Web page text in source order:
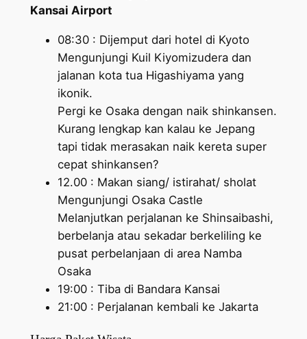
Kansai Airport
08:30 : Dijemput dari hotel di Kyoto
Mengunjungi Kuil Kiyomizudera dan
jalanan kota tua Higashiyama yang
ikonik.
Pergi ke Osaka dengan naik shinkansen.
Kurang lengkap kan kalau ke Jepang
tapi tidak merasakan naik kereta super
cepat shinkansen?
12.00 : Makan siang/ istirahat/ sholat
Mengunjungi Osaka Castle
Melanjutkan perjalanan ke Shinsaibashi,
berbelanja atau sekadar berkeliling ke
pusat perbelanjaan di area Namba
Osaka
19:00 : Tiba di Bandara Kansai
21:00 : Perjalanan kembali ke Jakarta